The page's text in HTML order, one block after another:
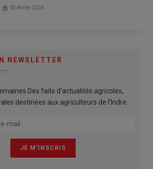
05 février 2026
NEWSLETTER
Des faits d'actualités agricoles,
destinées aux agriculteurs de l'Indre.